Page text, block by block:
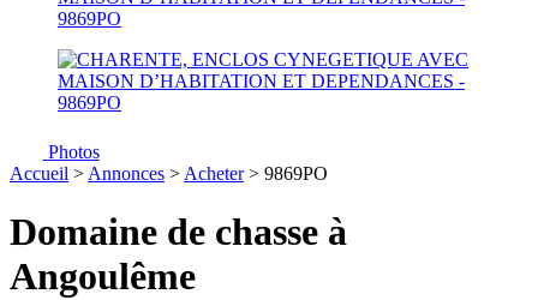
Photos
Accueil > Annonces > Acheter> 9869PO
Domaine de chasse à
Angoulême